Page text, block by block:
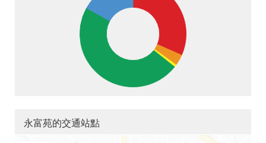
永富苑的交通站點